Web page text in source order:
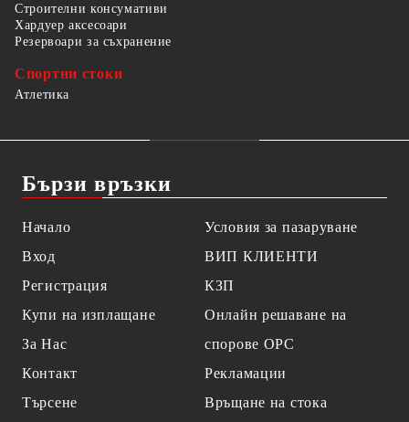
Строителни консумативи
Хардуер аксесоари
Резервоари за съхранение
Спортни стоки
Атлетика
Бързи връзки
Начало
Вход
Регистрация
Купи на изплащане
За Нас
Контакт
Търсене
Условия за пазаруване
ВИП КЛИЕНТИ
КЗП
Онлайн решаване на
спорове OPC
Рекламации
Връщане на стока